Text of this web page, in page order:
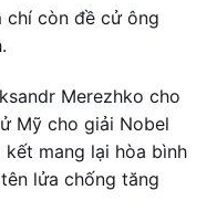
chí còn đề cử ông
Merezhko cho
Mỹ cho giải Nobel
mang lại hòa bình
lửa chống tăng